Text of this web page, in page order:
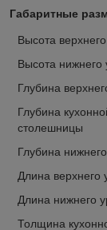
Габаритные
Высота
Высота нижнего
Глубина
Глубина
столешницы
Глубина
Длина верхнего
Длина нижнего
Толщина